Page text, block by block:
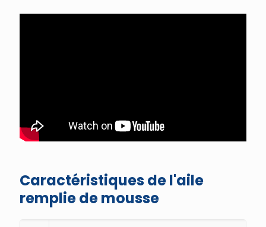
Caractéristiques de l'aile
remplie de mousse